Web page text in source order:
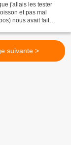
j'allais les tester
et pas mal
nous avait fait
suivante >